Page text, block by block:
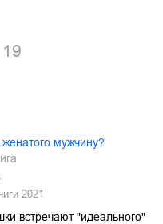
19
женатого мужчину?
2021
встречают "идеального"